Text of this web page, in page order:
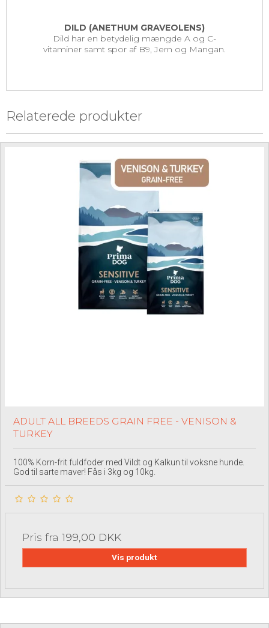
DILD (ANETHUM GRAVEOLENS)
Dild har en betydelig mængde A og C-
vitaminer samt spor af B9, Jern og Mangan.
Relaterede produkter
ADULT ALL BREEDS GRAIN FREE - VENISON &
TURKEY
100% Korn-frit fuldfoder med Vildt og Kalkun til voksne hunde.
God til sarte maver! Fås i 3kg og 10kg.
Pris fra 199,00 DKK
Vis produkt